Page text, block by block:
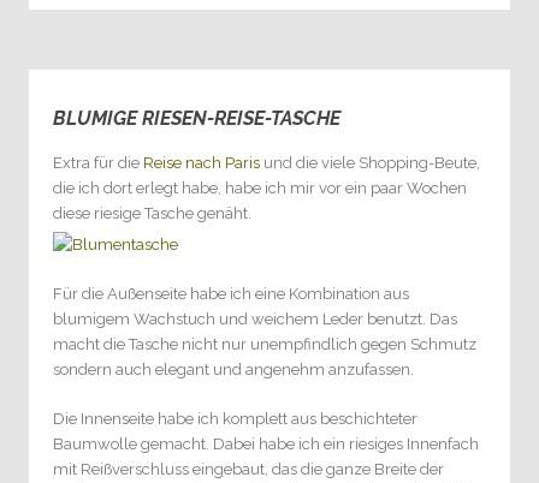
BLUMIGE RIESEN-REISE-TASCHE
Extra für die Reise nach Paris und die viele Shopping-Beute,
die ich dort erlegt habe, habe ich mir vor ein paar Wochen
diese riesige Tasche genäht.
Für die Außenseite habe ich eine Kombination aus
blumigem Wachstuch und weichem Leder benutzt. Das
macht die Tasche nicht nur unempfindlich gegen Schmutz
sondern auch elegant und angenehm anzufassen.
Die Innenseite habe ich komplett aus beschichteter
Baumwolle gemacht. Dabei habe ich ein riesiges Innenfach
mit Reißverschluss eingebaut, das die ganze Breite der